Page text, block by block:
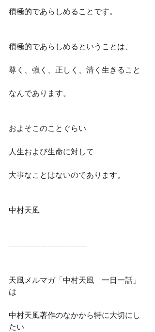
積極的であらしめることです。
積極的であらしめるということは、
尊く、強く、正しく、清く生きること
なんであります。
およそこのことぐらい
人生および生命に対して
大事なことはないのであります。
中村天風
--------------------------------
天風メルマガ「中村天風　一日一話」
は
中村天風著作のなかから特に大切にし
たい